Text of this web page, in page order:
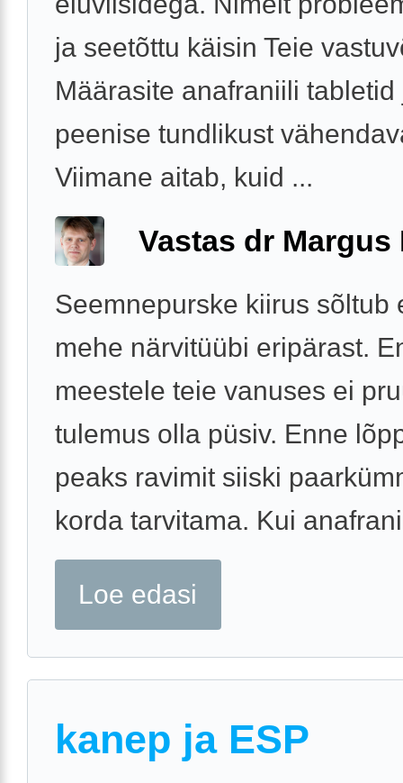
ja seetõttu käisin Teie
Määrasite anafraniili tabletid
peenise tundlikust
Viimane aitab, kuid ...
Vastas dr Margus
Seemnepurske kiirus sõltub
mehe närvitüübi eripärast.
meestele teie vanuses ei
tulemus olla püsiv. Enne
peaks ravimit siiski
korda tarvitama. Kui
Loe edasi
kanep ja ESP